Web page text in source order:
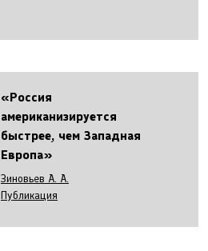
«Россия
американизируется
быстрее, чем Западная
Европа»
Зиновьев А. А.
Публикация